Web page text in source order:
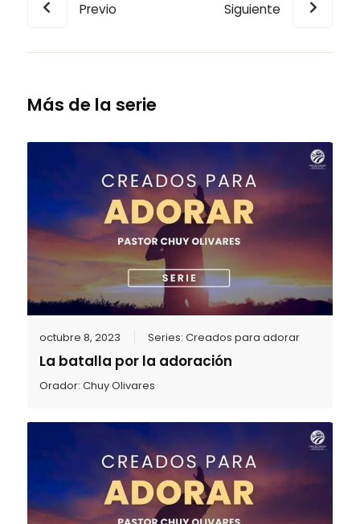
Previo Siguiente
Más de la serie
octubre 8, 2023 Series:Creados para adorar
La batalla por la adoración
Orador:Chuy Olivares